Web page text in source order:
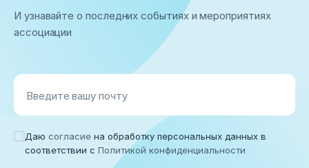
И узнавайте о последних событиях и мероприятиях
ассоциации
Введите вашу почту
Даю согласие на обработку персональных данных в
соответствии с Политикой конфиденциальности